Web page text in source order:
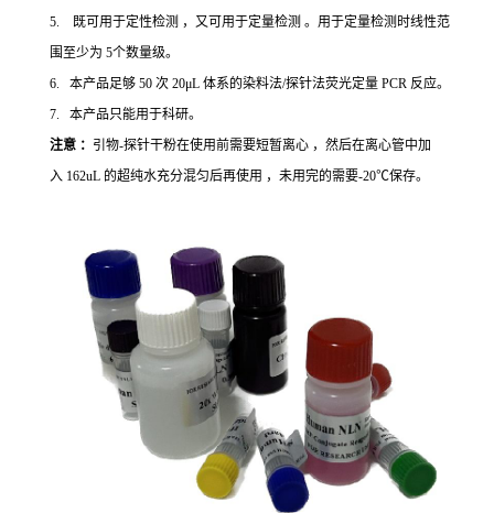
5. 既可用于定性检测 ，又可用于定量检测 。用于定量检测时线性范
围至少为 5个数量级。
6. 本产品足够 50 次 20μL 体系的染料法/探针法荧光定量 PCR 反应。
7. 本产品只能用于科研。
注意 ： 引物-探针干粉在使用前需要短暂离心 ，然后在离心管中加
入 162uL 的超纯水充分混匀后再使用 ，未用完的需要-20℃保存。